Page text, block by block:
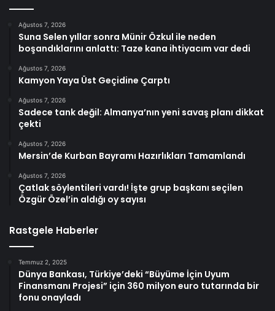
Ağustos 7, 2026
Suna Selen yıllar sonra Münir Özkul ile neden
boşandıklarını anlattı: Taze kana ihtiyacım var dedi
Ağustos 7, 2026
Kamyon Yaya Üst Geçidine Çarptı
Ağustos 7, 2026
Sadece tank değil: Almanya’nın yeni savaş planı dikkat
çekti
Ağustos 7, 2026
Mersin’de Kurban Bayramı Hazırlıkları Tamamlandı
Ağustos 7, 2026
Çatlak söylentileri vardı! İşte grup başkanı seçilen
Özgür Özel’in aldığı oy sayısı
Rastgele Haberler
Temmuz 2, 2025
Dünya Bankası, Türkiye’deki “Büyüme İçin Uyum
Finansmanı Projesi” için 360 milyon euro tutarında bir
fonu onayladı